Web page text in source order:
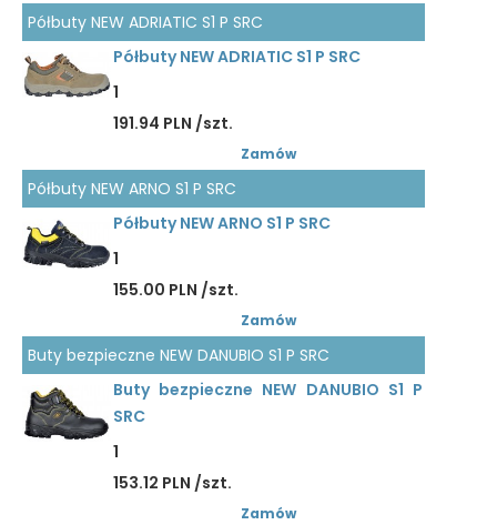
Półbuty NEW ADRIATIC S1 P SRC
Półbuty NEW ADRIATIC S1 P SRC
1
191.94 PLN /szt.
Zamów
Półbuty NEW ARNO S1 P SRC
Półbuty NEW ARNO S1 P SRC
1
155.00 PLN /szt.
Zamów
Buty bezpieczne NEW DANUBIO S1 P SRC
Buty bezpieczne NEW DANUBIO S1 P
SRC
1
153.12 PLN /szt.
Zamów